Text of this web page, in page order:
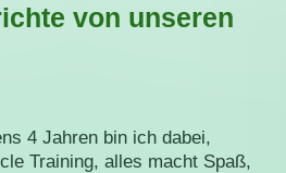
von unseren
4 Jahren bin ich dabei,
Training, alles macht Spaß,